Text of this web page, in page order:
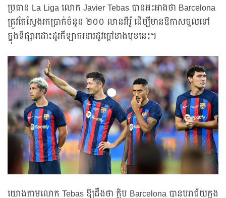
ប្រធាន La Liga លោក Javier Tebas បានអះអាងថា Barcelona
ត្រូវតែស្វែងរកប្រាក់ចំនួន ២០០ លានអឺរ៉ូ ដើម្បីមានឱកាសចូលទៅ
ក្នុងទីផ្សារដោះដូរកីឡាករនារដូវក្តៅខាងមុខនេះ។
យោងតាមលោក Tebas ឱ្យដឹងថា ក្លិប Barcelona បានបរាជ័យក្នុង